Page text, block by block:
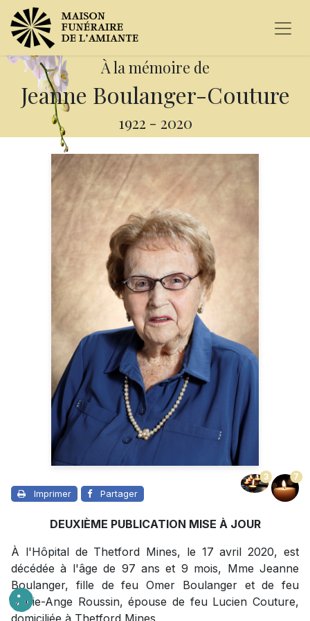
À la mémoire de
Jeanne Boulanger-Couture
1922 - 2020
Imprimer Partager
3 7
DEUXIÈME PUBLICATION MISE À JOUR
À l'Hôpital de Thetford Mines, le 17 avril 2020, est
décédée à l'âge de 97 ans et 9 mois, Mme Jeanne
Boulanger, fille de feu Omer Boulanger et de feu
Marie-Ange Roussin, épouse de feu Lucien Couture,
domiciliée à Thetford Mines.